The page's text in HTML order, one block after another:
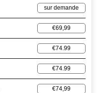
sur demande
€69,99
€74.99
€74.99
€74,99